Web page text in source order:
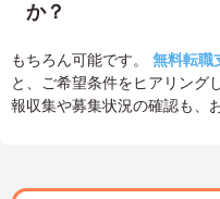
か？
もちろん可能です。 無料転職
と、ご希望条件をヒアリング
報収集や募集状況の確認も、